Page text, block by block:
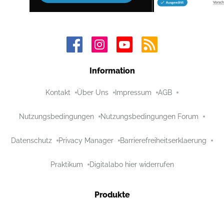
Information
Kontakt Über Uns Impressum AGB
Nutzungsbedingungen Nutzungsbedingungen Forum
Datenschutz Privacy Manager Barrierefreiheitserklaerung
Praktikum Digitalabo hier widerrufen
Produkte